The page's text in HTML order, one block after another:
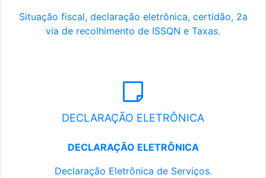
Situação fiscal, declaração eletrônica, certidão, 2a
via de recolhimento de ISSQN e Taxas.
DECLARAÇÃO ELETRÔNICA
DECLARAÇÃO ELETRÔNICA
Declaração Eletrônica de Serviços.